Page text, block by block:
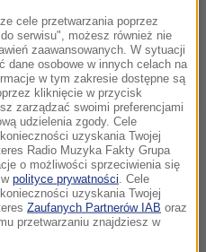
odwołanie Marka
skrót wszystkich
do postępowania
podczas
Sejmu. Posłowie PO
cele przetwarzania poprzez
serwisu", możesz również nie
zaawansowanych. W sytuacji
dane osobowe w innych celach na
w tym zakresie dostępne są
kliknięcie w przycisk
zarządzać swoimi preferencjami
udzielenia zgody. Cele
uzyskania Twojej
Radio Muzyka Fakty Grupa
o możliwości sprzeciwienia się
polityce prywatności . Cele
uzyskania Twojej
Zaufanych Partnerów IAB oraz
przetwarzaniu znajdziesz w